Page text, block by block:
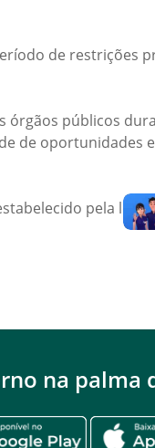
de restrições
órgãos públicos
de oportunidades
pela
na palma